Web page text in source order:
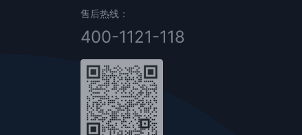
售后热线：
400-1121-118